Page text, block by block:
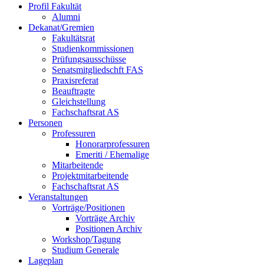
Profil Fakultät
Alumni
Dekanat/Gremien
Fakultätsrat
Studienkommissionen
Prüfungsausschüsse
Senatsmitgliedschft FAS
Praxisreferat
Beauftragte
Gleichstellung
Fachschaftsrat AS
Personen
Professuren
Honorarprofessuren
Emeriti / Ehemalige
Mitarbeitende
Projektmitarbeitende
Fachschaftsrat AS
Veranstaltungen
Vorträge/Positionen
Vorträge Archiv
Positionen Archiv
Workshop/Tagung
Studium Generale
Lageplan